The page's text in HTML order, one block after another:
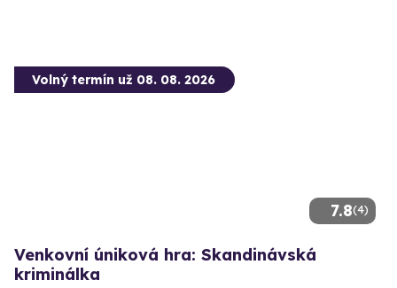
7.8(4)
Volný termín už 08. 08. 2026
Venkovní úniková hra: Skandinávská
kriminálka